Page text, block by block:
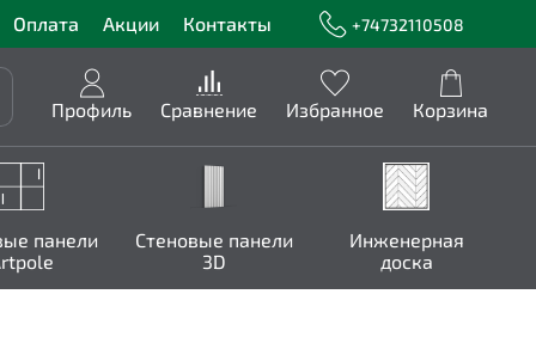
Оплата Акции Контакты +74732110508
Профиль Сравнение Избранное Корзина
панели
Стеновые панели
3D
Инженерная
доска